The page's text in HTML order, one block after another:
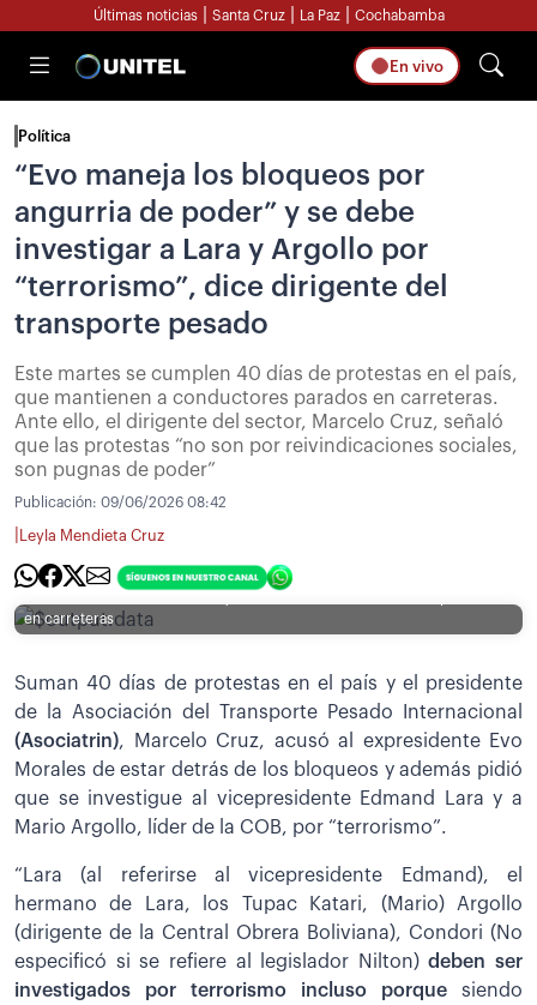
Últimas noticias Santa Cruz La Paz Cochabamba
En vivo
Política
“Evo maneja los bloqueos por
angurria de poder” y se debe
investigar a Lara y Argollo por
“terrorismo”, dice dirigente del
transporte pesado
Este martes se cumplen 40 días de protestas en el país,
que mantienen a conductores parados en carreteras.
Ante ello, el dirigente del sector, Marcelo Cruz, señaló
que las protestas “no son por reivindicaciones sociales,
son pugnas de poder”
Publicación: 09/06/2026 08:42
Leyla Mendieta Cruz
público, vehículos particulares y transporte pesado se registran en
en carreteras
Suman 40 días de protestas en el país y el presidente
de la Asociación del Transporte Pesado Internacional
(Asociatrin), Marcelo Cruz, acusó al expresidente Evo
Morales de estar detrás de los bloqueos y además pidió
que se investigue al vicepresidente Edmand Lara y a
Mario Argollo, líder de la COB, por “terrorismo”.
“Lara (al referirse al vicepresidente Edmand), el
hermano de Lara, los Tupac Katari, (Mario) Argollo
(dirigente de la Central Obrera Boliviana), Condori (No
especificó si se refiere al legislador Nilton)deben ser
investigados por terrorismo incluso porque siendo